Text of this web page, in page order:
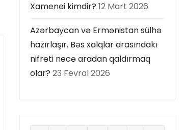
Xamenei kimdir? 12 Mart 2026
Azərbaycan və Ermənistan sülhə
hazırlaşır. Bəs xalqlar arasındakı
nifrəti necə aradan qaldırmaq
olar? 23 Fevral 2026